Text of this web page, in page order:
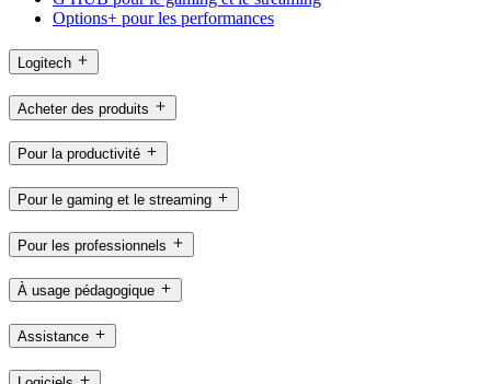
Options+ pour les performances
Logitech
Acheter des produits
Pour la productivité
Pour le gaming et le streaming
Pour les professionnels
À usage pédagogique
Assistance